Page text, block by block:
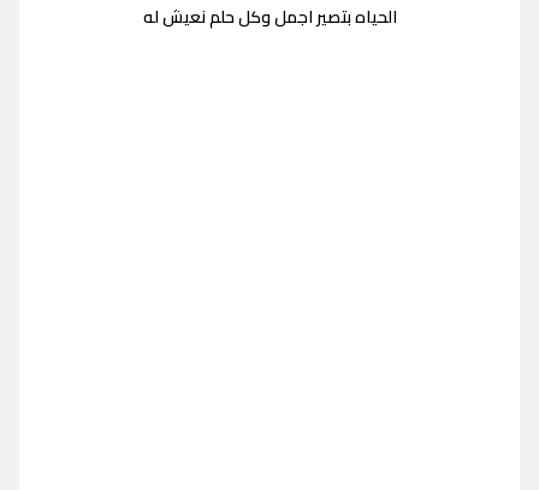
الحياه بتصير اجمل وكل حلم نعيش له